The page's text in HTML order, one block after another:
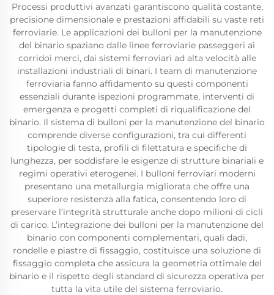
Processi produttivi avanzati garantiscono qualità costante,
precisione dimensionale e prestazioni affidabili su vaste reti
ferroviarie. Le applicazioni dei bulloni per la manutenzione
del binario spaziano dalle linee ferroviarie passeggeri ai
corridoi merci, dai sistemi ferroviari ad alta velocità alle
installazioni industriali di binari. I team di manutenzione
ferroviaria fanno affidamento su questi componenti
essenziali durante ispezioni programmate, interventi di
emergenza e progetti completi di riqualificazione del
binario. Il sistema di bulloni per la manutenzione del binario
comprende diverse configurazioni, tra cui differenti
tipologie di testa, profili di filettatura e specifiche di
lunghezza, per soddisfare le esigenze di strutture binariali e
regimi operativi eterogenei. I bulloni ferroviari moderni
presentano una metallurgia migliorata che offre una
superiore resistenza alla fatica, consentendo loro di
preservare l’integrità strutturale anche dopo milioni di cicli
di carico. L’integrazione dei bulloni per la manutenzione del
binario con componenti complementari, quali dadi,
rondelle e piastre di fissaggio, costituisce una soluzione di
fissaggio completa che assicura la geometria ottimale del
binario e il rispetto degli standard di sicurezza operativa per
tutta la vita utile del sistema ferroviario.